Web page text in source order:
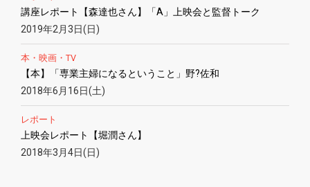
講座レポート【森達也さん】「A」上映会と監督トーク
2019年2月3日(日)
本・映画・TV
【本】「専業主婦になるということ」野?佐和
2018年6月16日(土)
レポート
上映会レポート【堀潤さん】
2018年3月4日(日)